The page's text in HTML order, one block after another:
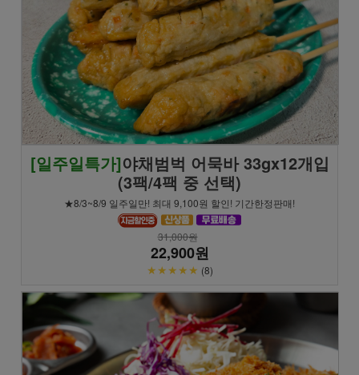
[일주일특가]야채범벅 어묵바 33gx12개입
(3팩/4팩 중 선택)
★8/3~8/9 일주일만! 최대 9,100원 할인! 기간한정판매!
31,000원
22,900원
★★★★★ (8)